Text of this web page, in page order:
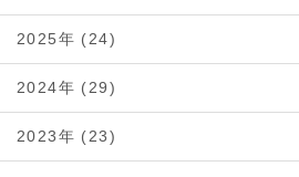
2025年 (24)
2024年 (29)
2023年 (23)